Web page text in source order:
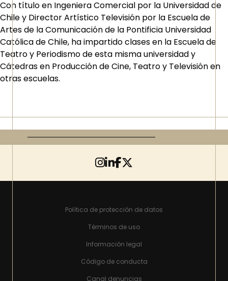
Con título en Ingeniera Comercial por la Universidad de
Chile y Director Artístico Televisión por la Escuela de
Artes de la Comunicación de la Pontificia Universidad
Católica de Chile, ha impartido clases en la Escuela de
Teatro y Periodismo de esta misma universidad y
Cátedras en Producción de Cine, Teatro y Televisión en
otras escuelas.
Política de protección de datos
Términos de uso
Información legal
Código de conducta
Canal denuncias